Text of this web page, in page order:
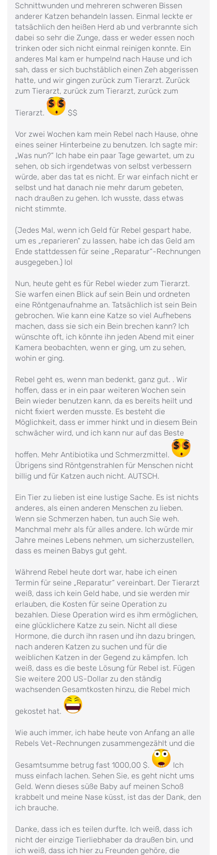
Schnittwunden und mehreren schweren Bissen
anderer Katzen behandeln lassen. Einmal leckte er
tatsächlich den heißen Herd ab und verbrannte sich
dabei so sehr die Zunge, dass er weder essen noch
trinken oder sich nicht einmal reinigen konnte. Ein
anderes Mal kam er humpelnd nach Hause und ich
sah, dass er sich buchstäblich einen Zeh abgerissen
hatte, und wir gingen zurück zum Tierarzt. Zurück
zum Tierarzt, zurück zum Tierarzt, zurück zum
Tierarzt. $$
Vor zwei Wochen kam mein Rebel nach Hause, ohne
eines seiner Hinterbeine zu benutzen. Ich sagte mir:
„Was nun?“ Ich habe ein paar Tage gewartet, um zu
sehen, ob sich irgendetwas von selbst verbessern
würde, aber das tat es nicht. Er war einfach nicht er
selbst und hat danach nie mehr darum gebeten,
nach draußen zu gehen. Ich wusste, dass etwas
nicht stimmte.
(Jedes Mal, wenn ich Geld für Rebel gespart habe,
um es „reparieren“ zu lassen, habe ich das Geld am
Ende stattdessen für seine „Reparatur“-Rechnungen
ausgegeben.) lol
Nun, heute geht es für Rebel wieder zum Tierarzt.
Sie warfen einen Blick auf sein Bein und ordneten
eine Röntgenaufnahme an. Tatsächlich ist sein Bein
gebrochen. Wie kann eine Katze so viel Aufhebens
machen, dass sie sich ein Bein brechen kann? Ich
wünschte oft, ich könnte ihn jeden Abend mit einer
Kamera beobachten, wenn er ging, um zu sehen,
wohin er ging.
Rebel geht es, wenn man bedenkt, ganz gut. . Wir
hoffen, dass er in ein paar weiteren Wochen sein
Bein wieder benutzen kann, da es bereits heilt und
nicht fixiert werden musste. Es besteht die
Möglichkeit, dass er immer hinkt und in diesem Bein
schwächer wird, und ich kann nur auf das Beste
hoffen. Mehr Antibiotika und Schmerzmittel.
Übrigens sind Röntgenstrahlen für Menschen nicht
billig und für Katzen auch nicht. AUTSCH.
Ein Tier zu lieben ist eine lustige Sache. Es ist nichts
anderes, als einen anderen Menschen zu lieben.
Wenn sie Schmerzen haben, tun auch Sie weh.
Manchmal mehr als für alles andere. Ich würde mir
Jahre meines Lebens nehmen, um sicherzustellen,
dass es meinen Babys gut geht.
Während Rebel heute dort war, habe ich einen
Termin für seine „Reparatur“ vereinbart. Der Tierarzt
weiß, dass ich kein Geld habe, und sie werden mir
erlauben, die Kosten für seine Operation zu
bezahlen. Diese Operation wird es ihm ermöglichen,
eine glücklichere Katze zu sein. Nicht all diese
Hormone, die durch ihn rasen und ihn dazu bringen,
nach anderen Katzen zu suchen und für die
weiblichen Katzen in der Gegend zu kämpfen. Ich
weiß, dass es die beste Lösung für Rebel ist. Fügen
Sie weitere 200 US-Dollar zu den ständig
wachsenden Gesamtkosten hinzu, die Rebel mich
gekostet hat.
Wie auch immer, ich habe heute von Anfang an alle
Rebels Vet-Rechnungen zusammengezählt und die
Gesamtsumme betrug fast 1000,00 $.
Ich
muss einfach lachen. Sehen Sie, es geht nicht ums
Geld. Wenn dieses süße Baby auf meinen Schoß
krabbelt und meine Nase küsst, ist das der Dank, den
ich brauche.
Danke, dass ich es teilen durfte. Ich weiß, dass ich
nicht der einzige Tierliebhaber da draußen bin, und
ich weiß, dass ich hier zu Freunden gehöre, die